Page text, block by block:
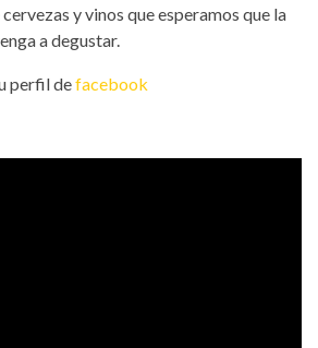
y vinos que esperamos que la
a degustar.
perfil defacebook